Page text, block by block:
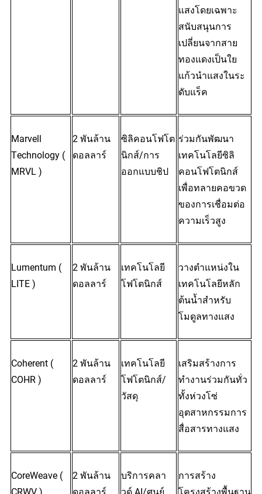
แสงโดยเฉพาะ
สนับสนุนการ
เปลี่ยนจากสาย
ทองแดงเป็นใย
แก้วนำแสงในระ
ดับแร็ค
Marvell
Technology (
MRVL )
2 พันล้าน
ดอลลาร์
ซิลิคอนโฟโต
นิกส์/การ
ออกแบบชิป
ร่วมกันพัฒนา
เทคโนโลยีซิลิ
คอนโฟโตนิกส์
เพื่อทลายคอขวด
ของการเชื่อมต่อ
ความเร็วสูง
Lumentum (
LITE )
2 พันล้าน
ดอลลาร์
เทคโนโลยี
โฟโตนิกส์
วางตำแหน่งใน
เทคโนโลยีหลัก
ต้นน้ำสำหรับ
โมดูลทางแสง
Coherent (
COHR )
2 พันล้าน
ดอลลาร์
เทคโนโลยี
โฟโตนิกส์/
วัสดุ
เสริมสร้างการ
ทำงานร่วมกันทั่ว
ทั้งห่วงโซ่
อุตสาหกรรมการ
สื่อสารทางแสง
CoreWeave (
CRWV )
2 พันล้าน
ดอลลาร์
บริการคลา
วด์ AI/ศูนย์
การสร้าง
โครงสร้างพื้นฐาน